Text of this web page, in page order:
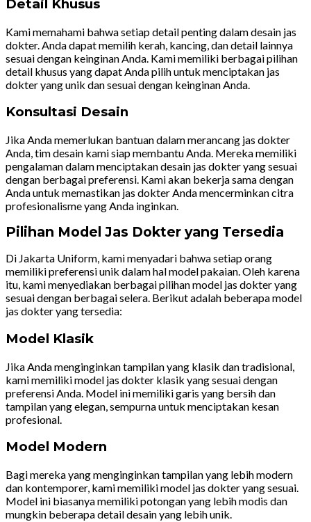
Detail Khusus
Kami memahami bahwa setiap detail penting dalam desain jas
dokter. Anda dapat memilih kerah, kancing, dan detail lainnya
sesuai dengan keinginan Anda. Kami memiliki berbagai pilihan
detail khusus yang dapat Anda pilih untuk menciptakan jas
dokter yang unik dan sesuai dengan keinginan Anda.
Konsultasi Desain
Jika Anda memerlukan bantuan dalam merancang jas dokter
Anda, tim desain kami siap membantu Anda. Mereka memiliki
pengalaman dalam menciptakan desain jas dokter yang sesuai
dengan berbagai preferensi. Kami akan bekerja sama dengan
Anda untuk memastikan jas dokter Anda mencerminkan citra
profesionalisme yang Anda inginkan.
Pilihan Model Jas Dokter yang Tersedia
Di Jakarta Uniform, kami menyadari bahwa setiap orang
memiliki preferensi unik dalam hal model pakaian. Oleh karena
itu, kami menyediakan berbagai pilihan model jas dokter yang
sesuai dengan berbagai selera. Berikut adalah beberapa model
jas dokter yang tersedia:
Model Klasik
Jika Anda menginginkan tampilan yang klasik dan tradisional,
kami memiliki model jas dokter klasik yang sesuai dengan
preferensi Anda. Model ini memiliki garis yang bersih dan
tampilan yang elegan, sempurna untuk menciptakan kesan
profesional.
Model Modern
Bagi mereka yang menginginkan tampilan yang lebih modern
dan kontemporer, kami memiliki model jas dokter yang sesuai.
Model ini biasanya memiliki potongan yang lebih modis dan
mungkin beberapa detail desain yang lebih unik.